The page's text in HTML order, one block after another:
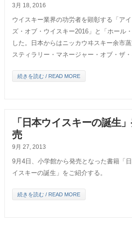
3月 18, 2016
ウイスキー業界の功労者を顕彰する「ア
ズ・オブ・ウイスキー2016」と「ホール
した。日本からはニッカウヰスキー余市
スティラリー・マネージャー・オブ・ザ
続きを読む / READ MORE
「日本ウイスキーの誕生
売
9月 27, 2013
9月4日、小学館から発売となった書籍「
イスキーの誕生」をご紹介する。
続きを読む / READ MORE